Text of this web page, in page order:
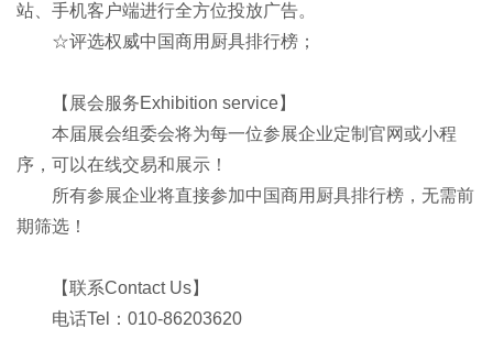
站、手机客户端进行全方位投放广告。
☆评选权威中国商用厨具排行榜；
【展会服务Exhibition service】
本届展会组委会将为每一位参展企业定制官网或小程
序，可以在线交易和展示！
所有参展企业将直接参加中国商用厨具排行榜，无需前
期筛选！
【联系Contact Us】
电话Tel：010-86203620